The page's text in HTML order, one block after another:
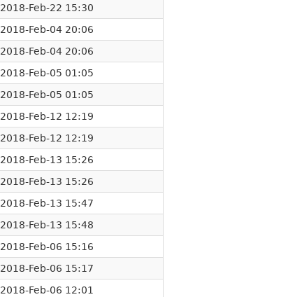
2018-Feb-22 15:30
2018-Feb-04 20:06
2018-Feb-04 20:06
2018-Feb-05 01:05
2018-Feb-05 01:05
2018-Feb-12 12:19
2018-Feb-12 12:19
2018-Feb-13 15:26
2018-Feb-13 15:26
2018-Feb-13 15:47
2018-Feb-13 15:48
2018-Feb-06 15:16
2018-Feb-06 15:17
2018-Feb-06 12:01